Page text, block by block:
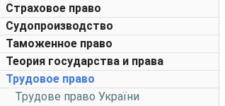
Страховое право
Судопроизводство
Таможенное право
Теория государства и права
Трудовое право
Трудове право України